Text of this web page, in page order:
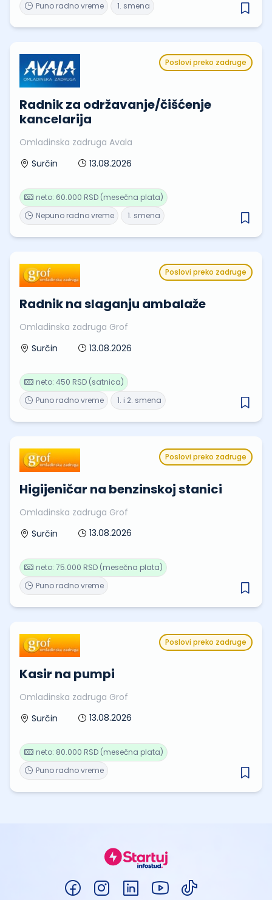
1. smena
Puno radno vreme
Poslovi preko zadruge
Radnik za održavanje/čišćenje
kancelarija
Omladinska zadruga Avala
Surčin
13.08.2026
1. smena
Nepuno radno vreme
neto: 60.000 RSD (mesečna plata)
Poslovi preko zadruge
Radnik na slaganju ambalaže
Omladinska zadruga Grof
Surčin
13.08.2026
1. i 2. smena
Puno radno vreme
neto: 450 RSD (satnica)
Poslovi preko zadruge
Higijeničar na benzinskoj stanici
Omladinska zadruga Grof
Surčin
13.08.2026
Puno radno vreme
neto: 75.000 RSD (mesečna plata)
Poslovi preko zadruge
Kasir na pumpi
Omladinska zadruga Grof
Surčin
13.08.2026
Puno radno vreme
neto: 80.000 RSD (mesečna plata)